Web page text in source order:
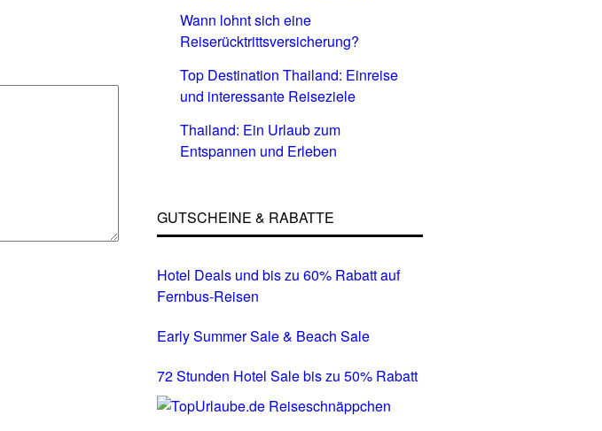
Wann lohnt sich eine
Reiserücktrittsversicherung?
Top Destination Thailand: Einreise
und interessante Reiseziele
Thailand: Ein Urlaub zum
Entspannen und Erleben
GUTSCHEINE & RABATTE
Hotel Deals und bis zu 60% Rabatt auf
Fernbus-Reisen
Early Summer Sale & Beach Sale
72 Stunden Hotel Sale bis zu 50% Rabatt